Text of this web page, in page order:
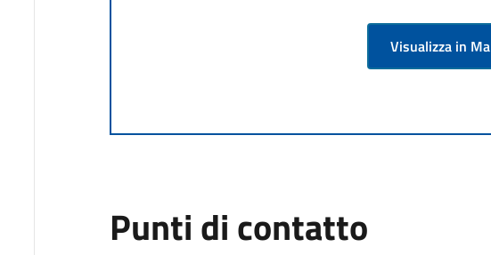
Visualizza in
Punti di contatto